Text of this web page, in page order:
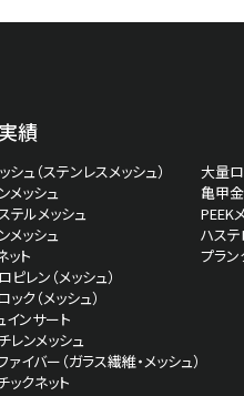
績
シュ（ステンレスメッシュ）
メッシュ
テルメッシュ
メッシュ
ット
ピレン（メッシュ）
ック（メッシュ）
インサート
レンメッシュ
ァイバー（ガラス繊維・メッシュ）
ックネット
大量
亀甲
PEEK
ハステ
プラン